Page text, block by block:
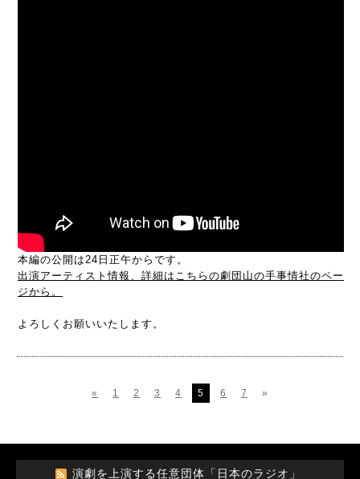
本編の公開は24日正午からです。
出演アーティスト情報、詳細はこちらの劇団山の手事情社のペー
ジから。
よろしくお願いいたします。
« 1 2 3 4 5 6 7 »
演劇を上演する任意団体「日本のラジオ」